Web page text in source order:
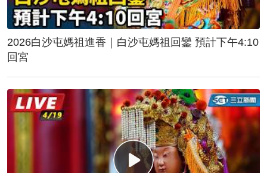
2026白沙屯媽祖進香｜白沙屯媽祖回鑾 預計下午4:10
回宮